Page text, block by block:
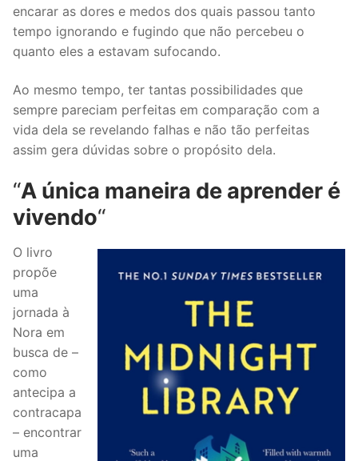
encarar as dores e medos dos quais passou tanto
tempo ignorando e fugindo que não percebeu o
quanto eles a estavam sufocando.
Ao mesmo tempo, ter tantas possibilidades que
sempre pareciam perfeitas em comparação com a
vida dela se revelando falhas e não tão perfeitas
assim gera dúvidas sobre o propósito dela.
“A única maneira de aprender é
vivendo“
O livro
propõe
uma
jornada à
Nora em
busca de –
como
antecipa a
contracapa
– encontrar
uma